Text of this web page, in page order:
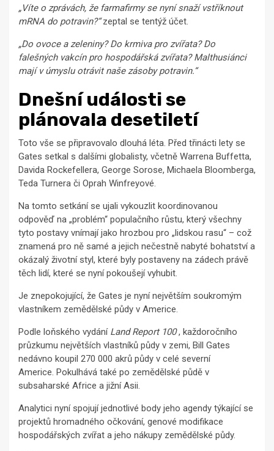
„Víte o zprávách, že farmafirmy se nyní snaží vstříknout
mRNA do potravin?“zeptal se tentýž účet.
„Do ovoce a zeleniny? Do krmiva pro zvířata? Do
falešných vakcín pro hospodářská zvířata? Malthusiánci
mají v úmyslu otrávit naše zásoby potravin.“
Dnešní události se
plánovala desetiletí
Toto vše se připravovalo dlouhá léta. Před třinácti lety se
Gates setkal s dalšími globalisty, včetně Warrena Buffetta,
Davida Rockefellera, George Sorose, Michaela Bloomberga,
Teda Turnera či Oprah Winfreyové.
Na tomto setkání se ujali vykouzlit koordinovanou
odpověď na „problém“ populačního růstu, který všechny
tyto postavy vnímají jako hrozbou pro „lidskou rasu“ – což
znamená pro ně samé a jejich nečestně nabyté bohatství a
okázalý životní styl, které byly postaveny na zádech právě
těch lidí, které se nyní pokoušejí vyhubit.
Je znepokojující, že Gates je nyní největším soukromým
vlastníkem zemědělské půdy v Americe.
Podle loňského vydání Land Report 100, každoročního
průzkumu největších vlastníků půdy v zemi, Bill Gates
nedávno koupil 270 000 akrů půdy v celé severní
Americe. Pokulhává také po zemědělské půdě v
subsaharské Africe a jižní Asii.
Analytici nyní spojují jednotlivé body jeho agendy týkající se
projektů hromadného očkování, genové modifikace
hospodářských zvířat a jeho nákupy zemědělské půdy.